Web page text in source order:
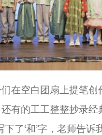
空白团扇上提笔创
有的工工整整抄录
下了‘和’字，老师告